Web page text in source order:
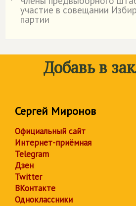
˙
участие в совещании
партии
Добавь в
Сергей Миронов
Официальный сайт
Интернет-приёмная
Telegram
Дзен
Twitter
ВКонтакте
Одноклассники